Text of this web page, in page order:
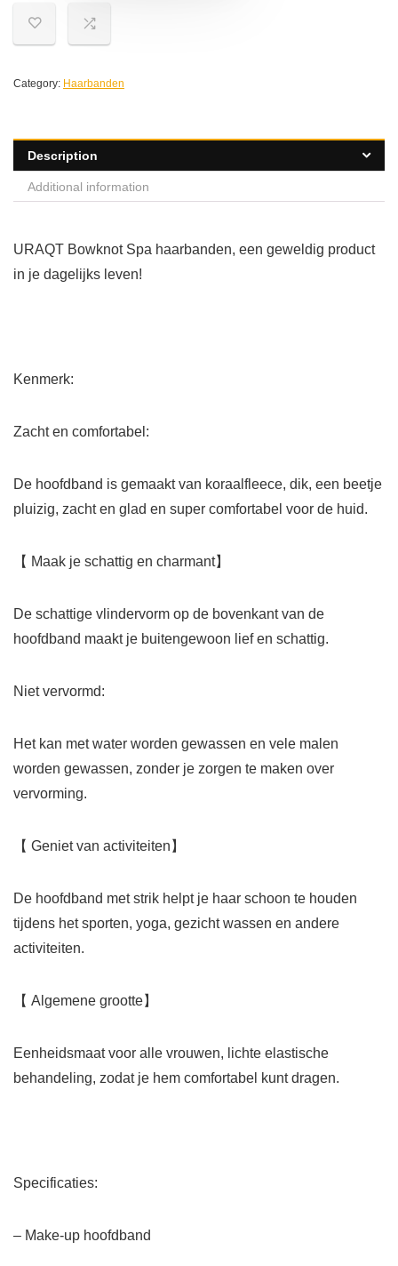
Category: Haarbanden
Description
Additional information
URAQT Bowknot Spa haarbanden, een geweldig product
in je dagelijks leven!
Kenmerk:
Zacht en comfortabel:
De hoofdband is gemaakt van koraalfleece, dik, een beetje
pluizig, zacht en glad en super comfortabel voor de huid.
【 Maak je schattig en charmant】
De schattige vlindervorm op de bovenkant van de
hoofdband maakt je buitengewoon lief en schattig.
Niet vervormd:
Het kan met water worden gewassen en vele malen
worden gewassen, zonder je zorgen te maken over
vervorming.
【 Geniet van activiteiten】
De hoofdband met strik helpt je haar schoon te houden
tijdens het sporten, yoga, gezicht wassen en andere
activiteiten.
【 Algemene grootte】
Eenheidsmaat voor alle vrouwen, lichte elastische
behandeling, zodat je hem comfortabel kunt dragen.
Specificaties:
– Make-up hoofdband